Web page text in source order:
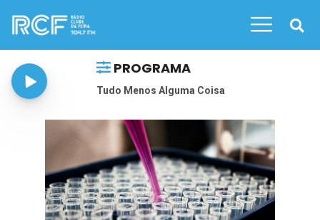
PROGRAMA
Tudo Menos Alguma Coisa